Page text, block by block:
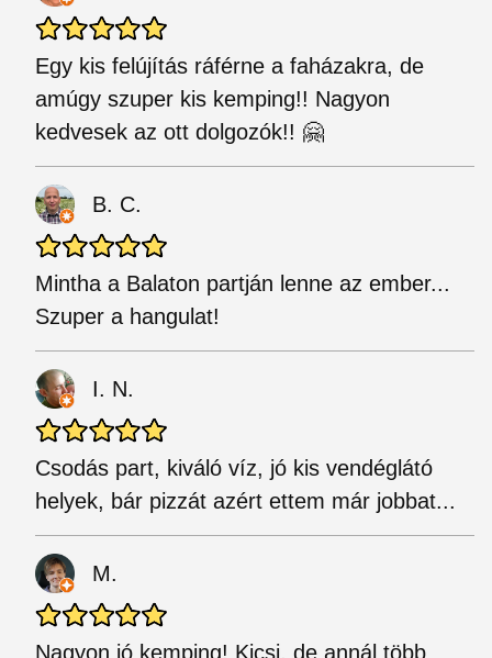
Egy kis felújítás ráférne a faházakra, de
amúgy szuper kis kemping!! Nagyon
kedvesek az ott dolgozók!! 🤗
B. C.
Mintha a Balaton partján lenne az ember...
Szuper a hangulat!
I. N.
Csodás part, kiváló víz, jó kis vendéglátó
helyek, bár pizzát azért ettem már jobbat...
M.
Nagyon jó kemping! Kicsi, de annál több